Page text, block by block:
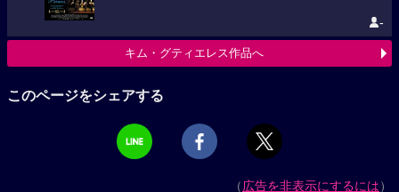
-
キム・グティエレス作品へ
このページをシェアする
（広告を非表示にするには）